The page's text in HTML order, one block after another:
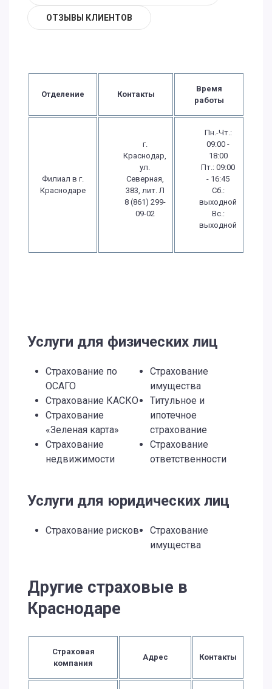
ОТЗЫВЫ КЛИЕНТОВ
Отделение Контакты
Время
работы
Филиал в г.
Краснодаре
г.
Краснодар,
ул.
Северная,
383, лит. Л
8 (861) 299-
09-02
Пн.-Чт.:
09:00 -
18:00
Пт.: 09:00
- 16:45
Сб.:
выходной
Вс.:
выходной
Услуги для физических лиц
Страхование по
ОСАГО
Страхование КАСКО
Страхование
«Зеленая карта»
Страхование
недвижимости
Страхование
имущества
Титульное и
ипотечное
страхование
Страхование
ответственности
Услуги для юридических лиц
Страхование рисков
Страхование
имущества
Другие страховые в
Краснодаре
Страховая
компания
Адрес Контакты